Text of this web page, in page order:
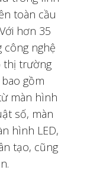
toàn cầu
hơn 35
công nghệ
thị trường
gồm
màn hình
số, màn
hình LED,
tạo, cũng